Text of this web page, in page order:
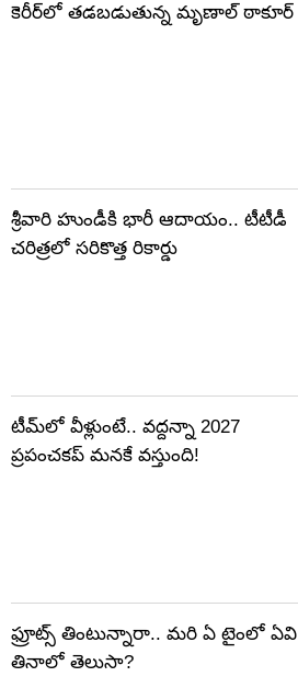
కెరీర్‌లో తడబడుతున్న మృణాల్ ఠాకూర్
శ్రీవారి హుండీకి భారీ ఆదాయం.. టీటీడీ
చరిత్రలో సరికొత్త రికార్డు
టీమ్‌లో వీళ్లుంటే.. వద్దన్నా 2027
ప్రపంచకప్‌ మనకే వస్తుంది!
ఫ్రూట్స్‌ తింటున్నారా.. మరి ఏ టైంలో ఏవి
తినాలో తెలుసా?